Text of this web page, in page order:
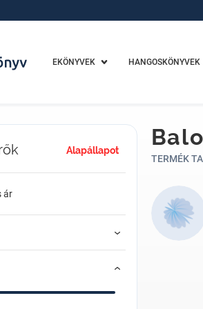
EKÖNYVEK HANGOSKÖNYVEK
Alapállapot
ár
TERMÉK